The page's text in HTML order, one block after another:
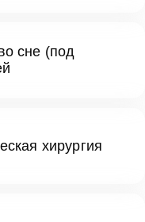
сне (под
хирургия